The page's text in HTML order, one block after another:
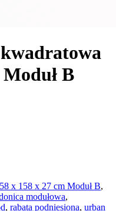
B
x 158 x 27 cm Moduł B,
modułowa,
, rabata podniesiona, urban